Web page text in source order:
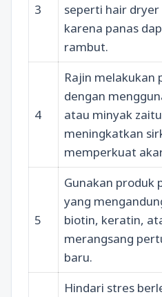
3
seperti hair
karena panas
rambut.
4
Rajin melakukan
dengan
atau minyak
meningkatkan
memperkuat
5
Gunakan produk
yang
biotin, keratin,
merangsang
baru.
Hindari stres